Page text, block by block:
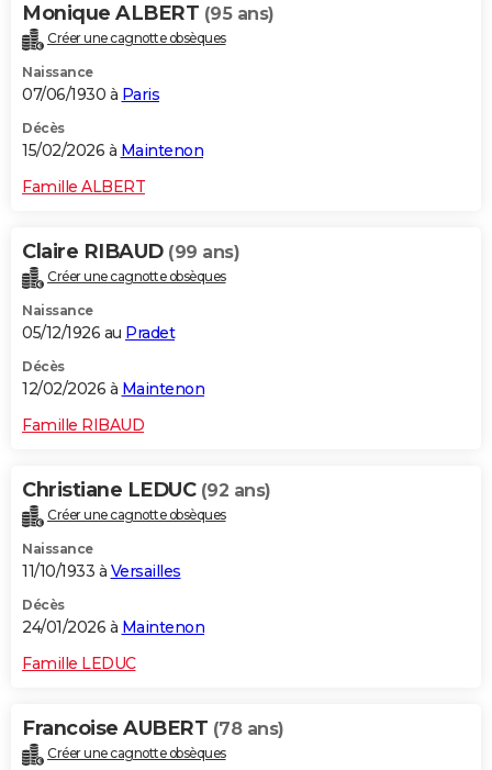
Monique ALBERT (95 ans)
Créer une cagnotte obsèques
Naissance
07/06/1930 à Paris
Décès
15/02/2026 à Maintenon
Famille ALBERT
Claire RIBAUD (99 ans)
Créer une cagnotte obsèques
Naissance
05/12/1926 au Pradet
Décès
12/02/2026 à Maintenon
Famille RIBAUD
Christiane LEDUC (92 ans)
Créer une cagnotte obsèques
Naissance
11/10/1933 à Versailles
Décès
24/01/2026 à Maintenon
Famille LEDUC
Francoise AUBERT (78 ans)
Créer une cagnotte obsèques